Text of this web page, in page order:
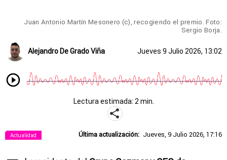
Juan Antonio Martín Mesonero (c), recogiendo el premio. Foto:
Sergio Borja.
Alejandro De Grado Viña Jueves 9 Julio 2026, 13:02
Lectura estimada: 2 min.
Actualidad Última actualización: Jueves, 9 Julio 2026, 17:16